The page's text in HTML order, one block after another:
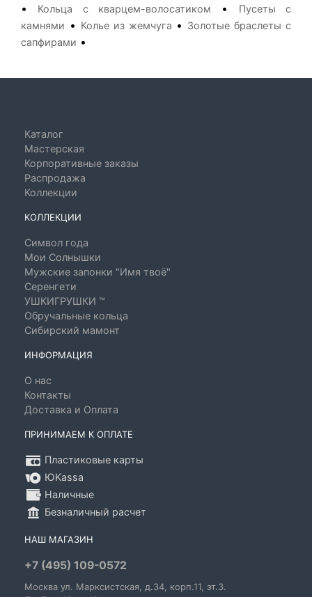
• Кольца с кварцем-волосатиком •
Пусеты с
камнями • Колье из жемчуга • Золотые браслеты с
сапфирами •
Каталог
Мастерская
Корпоративные заказы
Распродажа
Коллекции
КОЛЛЕКЦИИ
Символ года
Мои Солнышки
Мужские запонки "Имя твоё"
Серенгети
УШКИГРУШКИ ™
Обручальные кольца
Сибирский мамонт
ИНФОРМАЦИЯ
О нас
Контакты
Доставка и Оплата
ПРИНИМАЕМ К ОПЛАТЕ
Пластиковые карты
ЮKassa
Наличные
Безналичный расчет
НАШ МАГАЗИН
+7 (495) 109-0572
Москва ул. Марксистская, д.34, корп.11, эт.3.